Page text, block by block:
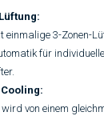
einmalige 3-Zonen-
für
wird von einem